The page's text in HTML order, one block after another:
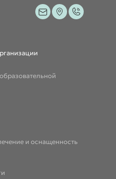
и оснащенность